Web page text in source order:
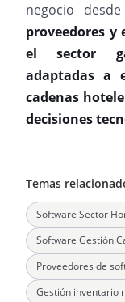
negocio
proveedores
el sector
adaptadas a
cadenas
decisiones
Temas
Software Sector
Software Gestión
Proveedores de
Gestión inventario